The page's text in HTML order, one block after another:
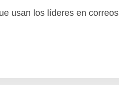
usan los líderes en correos